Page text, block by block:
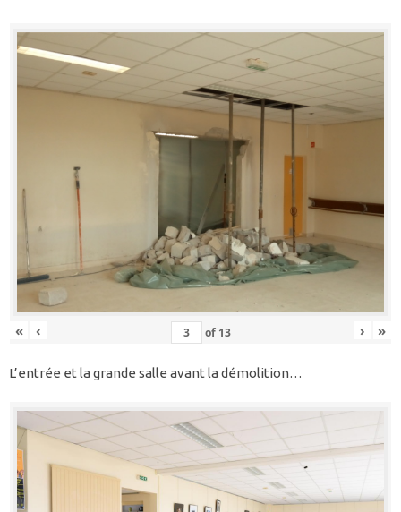
« ‹ of 13 › »
L’entrée et la grande salle avant la démolition…